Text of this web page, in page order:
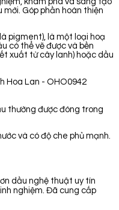
Góp phần hoàn thiện
pigment), là một loại hoạ
có thể vẽ được và bền
xuất từ cây lanh) hoặc dầu
thường được đóng trong
và có độ che phủ mạnh.
dầu nghệ thuật uy tín
nghiệm. Đã cung cấp